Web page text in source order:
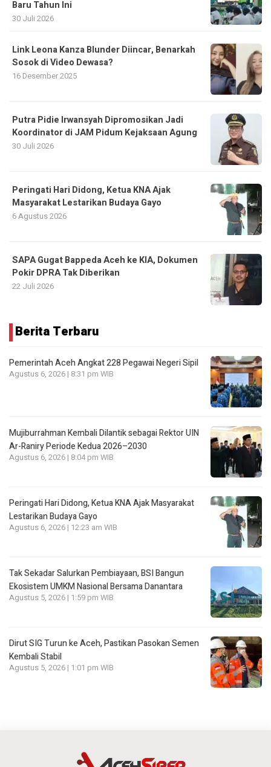
Baru Tahun Ini
30 Juli 2026
Link Leona Kanza Blunder Diincar, Benarkah
Sosok di Video Dewasa?
16 Desember 2025
Putra Pidie Irwansyah Dipromosikan Jadi
Koordinator di JAM Pidum Kejaksaan Agung
30 Juli 2026
Peringati Hari Didong, Ketua KNA Ajak
Masyarakat Lestarikan Budaya Gayo
6 Agustus 2026
SAPA Gugat Bappeda Aceh ke KIA, Dokumen
Pokir DPRA Tak Diberikan
22 Juli 2026
Berita Terbaru
Pemerintah Aceh Angkat 228 Pegawai Negeri Sipil
Agustus 6, 2026 | 8:31 pm WIB
Mujiburrahman Kembali Dilantik sebagai Rektor UIN
Ar-Raniry Periode Kedua 2026–2030
Agustus 6, 2026 | 8:04 pm WIB
Peringati Hari Didong, Ketua KNA Ajak Masyarakat
Lestarikan Budaya Gayo
Agustus 6, 2026 | 12:23 am WIB
Tak Sekadar Salurkan Pembiayaan, BSI Bangun
Ekosistem UMKM Nasional Bersama Danantara
Agustus 5, 2026 | 1:59 pm WIB
Dirut SIG Turun ke Aceh, Pastikan Pasokan Semen
Kembali Stabil
Agustus 5, 2026 | 1:01 pm WIB